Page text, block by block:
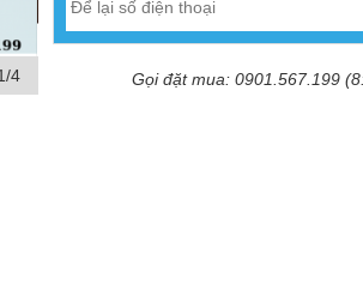
4 Gọi đặt mua: 0901.567.199